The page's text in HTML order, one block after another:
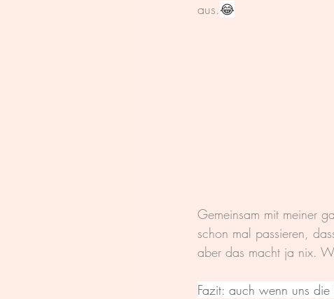
aus.😂
Gemeinsam mit meiner
schon mal passieren,
aber das macht ja nix.
Fazit: auch wenn uns